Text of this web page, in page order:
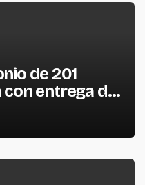
de 201
entrega de